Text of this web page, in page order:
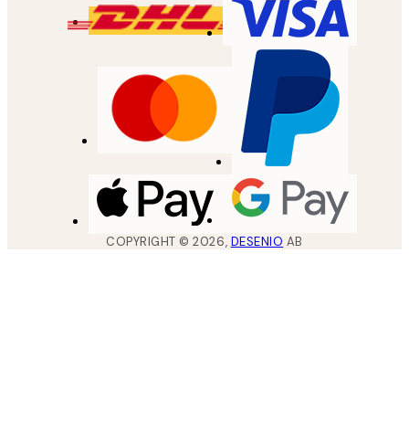
COPYRIGHT ©2026, DESENIO AB